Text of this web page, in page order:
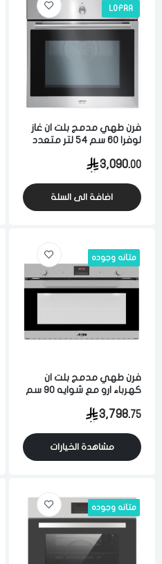
LOFRA
فرن طهي مدمج بلت ان غاز
لوفرا 60 سم 54 لتر متعدد
ذاتي ستيل ايطالي
3,090.00
اضافة الى السلة
متانه وجوده
فرن طهي مدمج بلت ان
كهرباء ارو مع شوايه 90 سم
برامج متعدد الوظائف ستيل
3,798.75
مشاهدة الخيارات
متانه وجوده
فى حالة تغيير المدينة قد تفقد بعض
للسلة